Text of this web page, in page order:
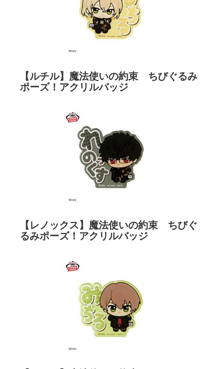
【ルチル】魔法使いの約束 ちびぐるみ
ポーズ！アクリルバッジ
【レノックス】魔法使いの約束 ちびぐ
るみポーズ！アクリルバッジ